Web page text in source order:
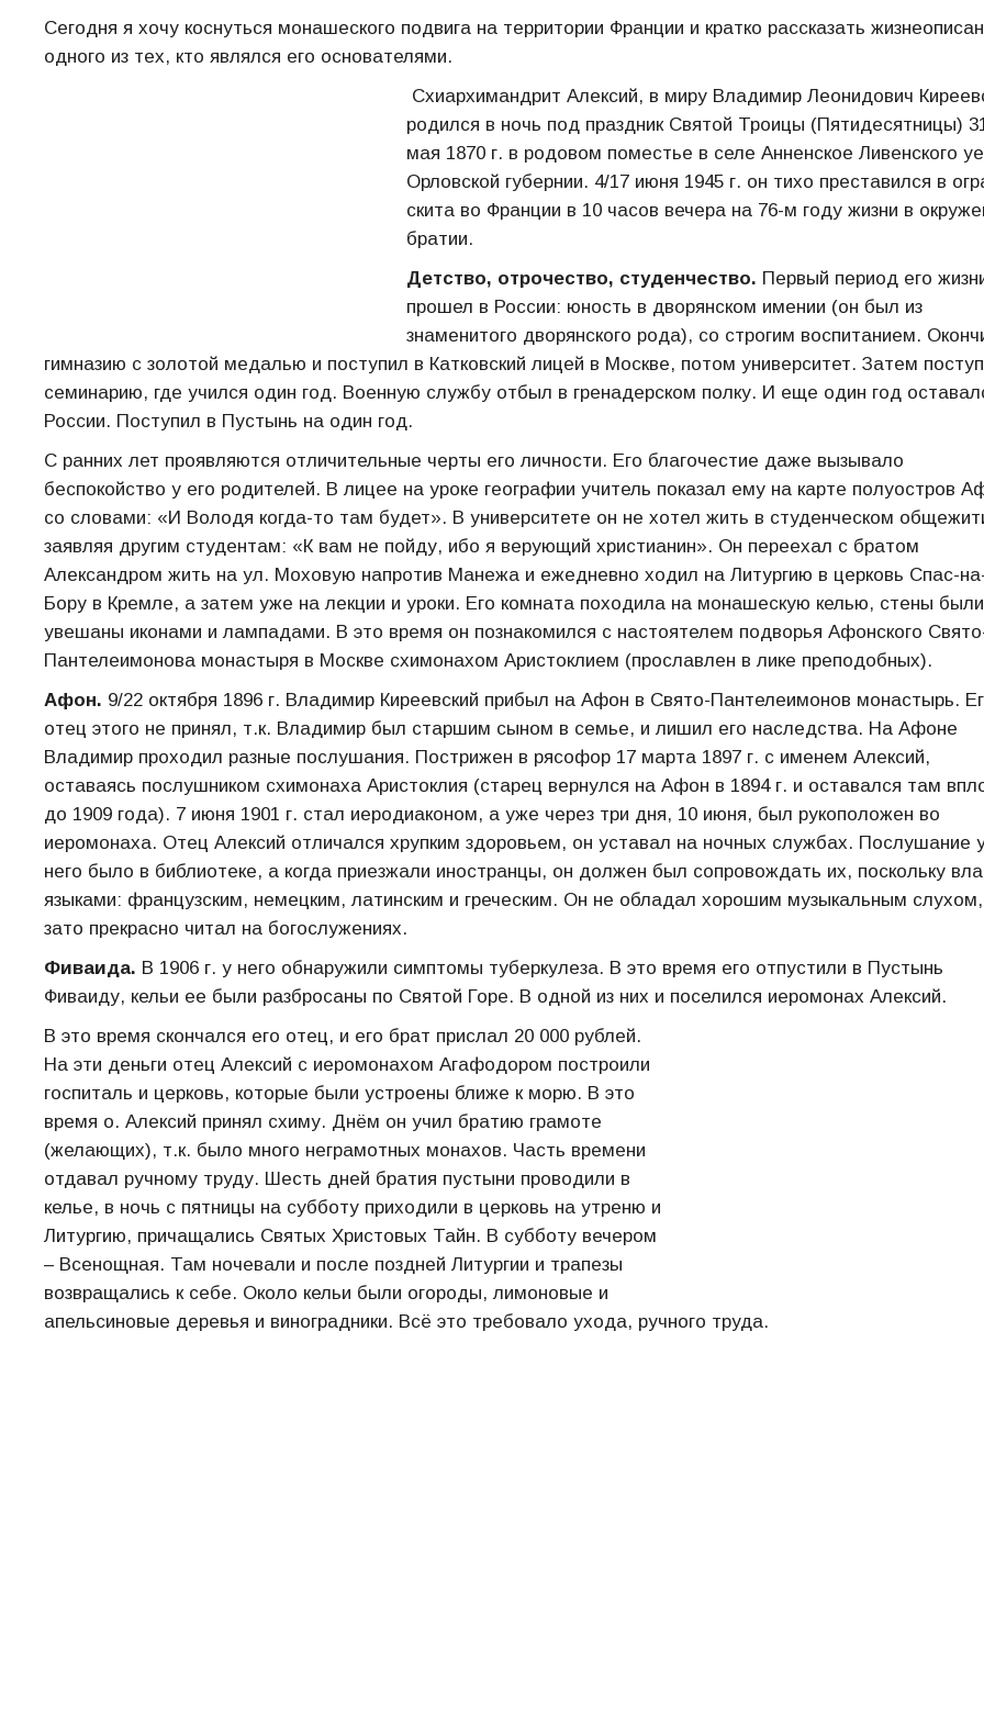
Сегодня я хочу коснуться монашеского подвига на территории Франции и кратко рассказать
одного из тех, кто являлся его основателями.
Схиархимандрит Алексий, в миру Владимир Леонидович
родился в ночь под праздник Святой Троицы (Пятидесятницы)
мая 1870 г. в родовом поместье в селе Анненское Ливенского
Орловской губернии. 4/17 июня 1945 г. он тихо преставился в
скита во Франции в 10 часов вечера на 76-м году жизни в
братии.
Детство, отрочество, студенчество. Первый период его
прошел в России: юность в дворянском имении (он был из
знаменитого дворянского рода), со строгим воспитанием.
гимназию с золотой медалью и поступил в Катковский лицей в Москве, потом университет. Затем
семинарию, где учился один год. Военную службу отбыл в гренадерском полку. И еще один год
России. Поступил в Пустынь на один год.
С ранних лет проявляются отличительные черты его личности. Его благочестие даже вызывало
беспокойство у его родителей. В лицее на уроке географии учитель показал ему на карте полуостров
со словами: «И Володя когда-то там будет». В университете он не хотел жить в студенческом
заявляя другим студентам: «К вам не пойду, ибо я верующий христианин». Он переехал с братом
Александром жить на ул. Моховую напротив Манежа и ежедневно ходил на Литургию в церковь Спас-
Бору в Кремле, а затем уже на лекции и уроки. Его комната походила на монашескую келью, стены были
увешаны иконами и лампадами. В это время он познакомился с настоятелем подворья Афонского
Пантелеимонова монастыря в Москве схимонахом Аристоклием (прославлен в лике преподобных).
Афон. 9/22 октября 1896 г. Владимир Киреевский прибыл на Афон в Свято-Пантелеимонов монастырь.
отец этого не принял, т.к. Владимир был старшим сыном в семье, и лишил его наследства. На Афоне
Владимир проходил разные послушания. Пострижен в рясофор 17 марта 1897 г. с именем Алексий,
оставаясь послушником схимонаха Аристоклия (старец вернулся на Афон в 1894 г. и оставался там
до 1909 года). 7 июня 1901 г. стал иеродиаконом, а уже через три дня, 10 июня, был рукоположен во
иеромонаха. Отец Алексий отличался хрупким здоровьем, он уставал на ночных службах. Послушание
него было в библиотеке, а когда приезжали иностранцы, он должен был сопровождать их, поскольку
языками: французским, немецким, латинским и греческим. Он не обладал хорошим музыкальным слухом,
зато прекрасно читал на богослужениях.
Фиваида. В 1906 г. у него обнаружили симптомы туберкулеза. В это время его отпустили в Пустынь
Фиваиду, кельи ее были разбросаны по Святой Горе. В одной из них и поселился иеромонах Алексий.
В это время скончался его отец, и его брат прислал 20 000 рублей.
На эти деньги отец Алексий с иеромонахом Агафодором построили
госпиталь и церковь, которые были устроены ближе к морю. В это
время о. Алексий принял схиму. Днём он учил братию грамоте
(желающих), т.к. было много неграмотных монахов. Часть времени
отдавал ручному труду. Шесть дней братия пустыни проводили в
келье, в ночь с пятницы на субботу приходили в церковь на утреню и
Литургию, причащались Святых Христовых Тайн. В субботу вечером
– Всенощная. Там ночевали и после поздней Литургии и трапезы
возвращались к себе. Около кельи были огороды, лимоновые и
апельсиновые деревья и виноградники. Всё это требовало ухода, ручного труда.